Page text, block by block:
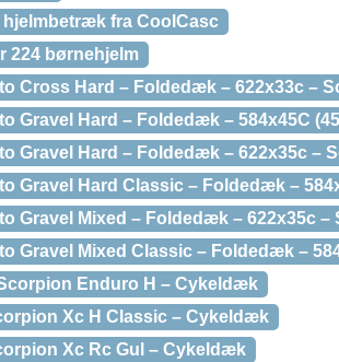
hjelmbetræk fra CoolCasc
224 børnehjelm
Cross Hard – Foldedæk – 622x33c –
Gravel Hard – Foldedæk – 584x45C
Gravel Hard – Foldedæk – 622x35c –
Gravel Hard Classic – Foldedæk –
Gravel Mixed – Foldedæk – 622x35c –
Gravel Mixed Classic – Foldedæk –
Enduro H – Cykeldæk
Xc H Classic – Cykeldæk
Xc Rc Gul – Cykeldæk